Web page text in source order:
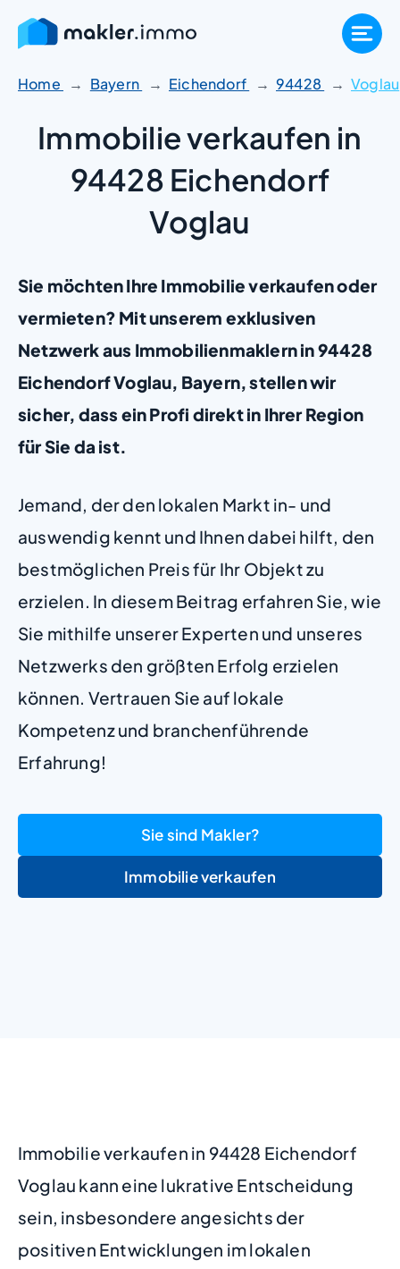
Zum
Inhalt
springen
Home Bayern Eichendorf 94428 Voglau
Immobilie verkaufen in
94428 Eichendorf
Voglau
Sie möchten Ihre Immobilie verkaufen oder
vermieten? Mit unserem exklusiven
Netzwerk aus Immobilienmaklern in 94428
Eichendorf Voglau, Bayern, stellen wir
sicher, dass ein Profi direkt in Ihrer Region
für Sie da ist.
Jemand, der den lokalen Markt in- und
auswendig kennt und Ihnen dabei hilft, den
bestmöglichen Preis für Ihr Objekt zu
erzielen. In diesem Beitrag erfahren Sie, wie
Sie mithilfe unserer Experten und unseres
Netzwerks den größten Erfolg erzielen
können. Vertrauen Sie auf lokale
Kompetenz und branchenführende
Erfahrung!
Sie sind Makler?
Immobilie verkaufen
Immobilie verkaufen in 94428 Eichendorf
Voglau kann eine lukrative Entscheidung
sein, insbesondere angesichts der
positiven Entwicklungen im lokalen